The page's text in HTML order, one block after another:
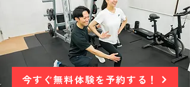
今すぐ無料体験を予約する！